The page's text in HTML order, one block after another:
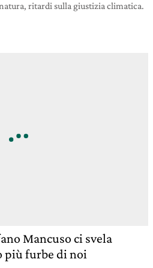
ritardi sulla giustizia climatica.
Mancuso ci svela
più furbe di noi